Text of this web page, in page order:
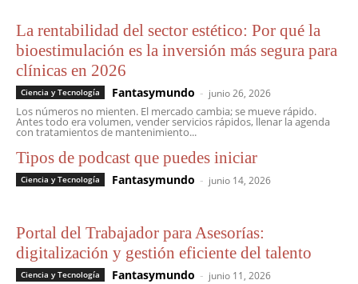
La rentabilidad del sector estético: Por qué la
bioestimulación es la inversión más segura para
clínicas en 2026
Ciencia y Tecnología Fantasymundo - junio 26, 2026
Los números no mienten. El mercado cambia; se mueve rápido.
Antes todo era volumen, vender servicios rápidos, llenar la agenda
con tratamientos de mantenimiento...
Tipos de podcast que puedes iniciar
Ciencia y Tecnología Fantasymundo - junio 14, 2026
Portal del Trabajador para Asesorías:
digitalización y gestión eficiente del talento
Ciencia y Tecnología Fantasymundo - junio 11, 2026